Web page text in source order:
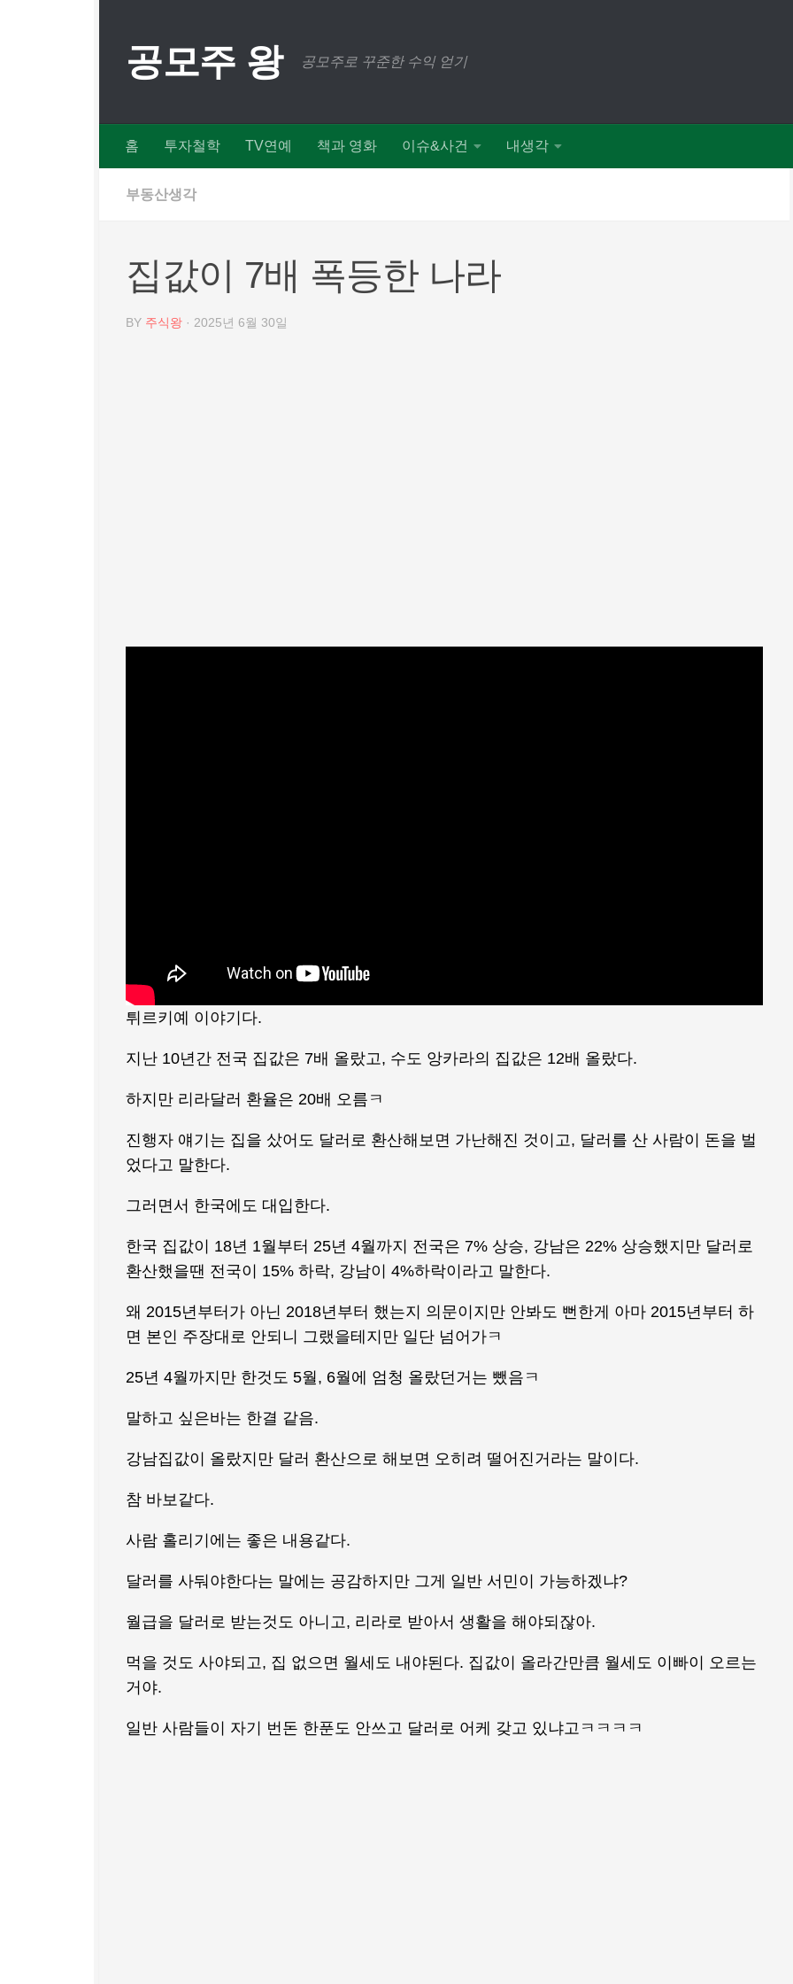
공모주 왕 공모주로 꾸준한 수익 얻기
홈 투자철학 TV연예 책과 영화 이슈&사건 내생각
부동산생각
집값이 7배 폭등한 나라
BY 주식왕 · 2025년 6월 30일
튀르키예 이야기다.
지난 10년간 전국 집값은 7배 올랐고, 수도 앙카라의 집값은 12배 올랐다.
하지만 리라달러 환율은 20배 오름ㅋ
진행자 얘기는 집을 샀어도 달러로 환산해보면 가난해진 것이고, 달러를 산 사람이 돈을 벌
었다고 말한다.
그러면서 한국에도 대입한다.
한국 집값이 18년 1월부터 25년 4월까지 전국은 7% 상승, 강남은 22% 상승했지만 달러로
환산했을땐 전국이 15% 하락, 강남이 4%하락이라고 말한다.
왜 2015년부터가 아닌 2018년부터 했는지 의문이지만 안봐도 뻔한게 아마 2015년부터 하
면 본인 주장대로 안되니 그랬을테지만 일단 넘어가ㅋ
25년 4월까지만 한것도 5월, 6월에 엄청 올랐던거는 뺐음ㅋ
말하고 싶은바는 한결 같음.
강남집값이 올랐지만 달러 환산으로 해보면 오히려 떨어진거라는 말이다.
참 바보같다.
사람 홀리기에는 좋은 내용같다.
달러를 사둬야한다는 말에는 공감하지만 그게 일반 서민이 가능하겠냐?
월급을 달러로 받는것도 아니고, 리라로 받아서 생활을 해야되잖아.
먹을 것도 사야되고, 집 없으면 월세도 내야된다. 집값이 올라간만큼 월세도 이빠이 오르는
거야.
일반 사람들이 자기 번돈 한푼도 안쓰고 달러로 어케 갖고 있냐고ㅋㅋㅋㅋ